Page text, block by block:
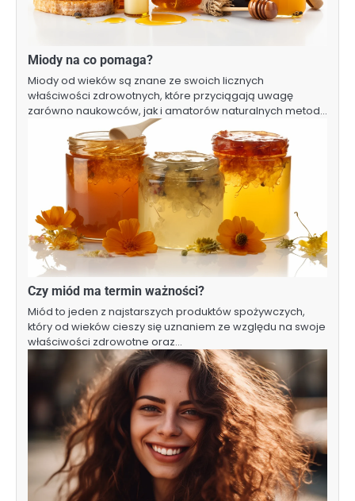
Miody na co pomaga?
Miody od wieków są znane ze swoich licznych
właściwości zdrowotnych, które przyciągają uwagę
zarówno naukowców, jak i amatorów naturalnych metod…
Czy miód ma termin ważności?
Miód to jeden z najstarszych produktów spożywczych,
który od wieków cieszy się uznaniem ze względu na swoje
właściwości zdrowotne oraz…